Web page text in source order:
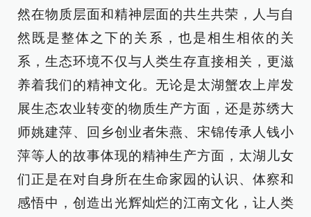
然在物质层面和精神层面的共生共荣，人与自
然既是整体之下的关系，也是相生相依的关
系，生态环境不仅与人类生存直接相关，更滋
养着我们的精神文化。无论是太湖蟹农上岸发
展生态农业转变的物质生产方面，还是苏绣大
师姚建萍、回乡创业者朱燕、宋锦传承人钱小
萍等人的故事体现的精神生产方面，太湖儿女
们正是在对自身所在生命家园的认识、体察和
感悟中，创造出光辉灿烂的江南文化，让人类